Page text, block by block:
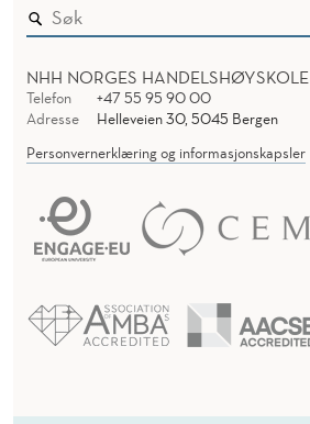
NHH NORGES HANDELSHØYSKOLE
Telefon
+47 55 95 90 00
Adresse
Helleveien 30, 5045 Bergen
Personvernerklæring og informasjonskapsler